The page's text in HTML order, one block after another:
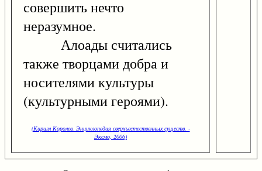
совершить нечто
неразумное.
Алоады считались
также творцами добра и
носителями культуры
(культурными героями).
(Кирилл Королев. Энциклопедия сверхъестественных существ. -
Эксмо, 2006)